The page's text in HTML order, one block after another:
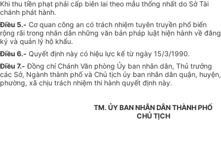
Khi thu tiền phạt phải cấp biên lai theo mẫu thống nhất do Sở Tài
chánh phát hành.
Điều 5.- Cơ quan công an có trách nhiệm tuyên truyền phổ biến
rộng rãi trong nhân dân những văn bản pháp luật hiện hành về đăng
ký và quản lý hộ khẩu.
Điều 6.- Quyết định này có hiệu lực kể từ ngày 15/3/1990.
Điều 7.- Đồng chí Chánh Văn phòng Ủy ban nhân dân, Thủ trưởng
các Sở, Ngành thành phố và Chủ tịch ủy ban nhân dân quận, huyện,
phường, xã chịu trách nhiệm thi hành quyết định này.
TM. ỦY BAN NHÂN DÂN THÀNH PHỐ
CHỦ TỊCH